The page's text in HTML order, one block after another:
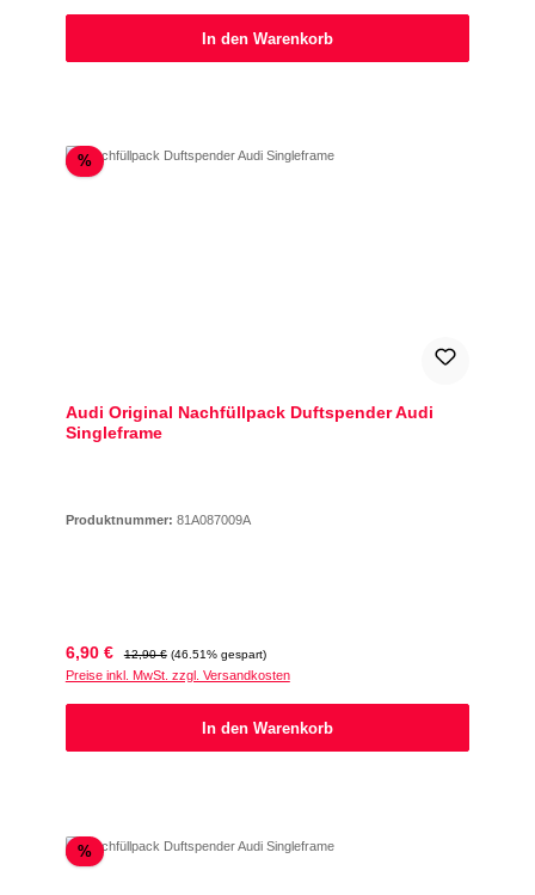
In den Warenkorb
%Rabatt
Audi Original Nachfüllpack Duftspender Audi
Singleframe
Produktnummer: 81A087009A
Verkaufspreis:
6,90 € Regulärer Preis:
12,90 € (46.51% gespart)
Preise inkl. MwSt. zzgl. Versandkosten
In den Warenkorb
%Rabatt